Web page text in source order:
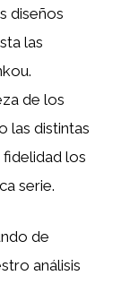
diseños
las
de los
las distintas
fidelidad los
serie.
de
análisis